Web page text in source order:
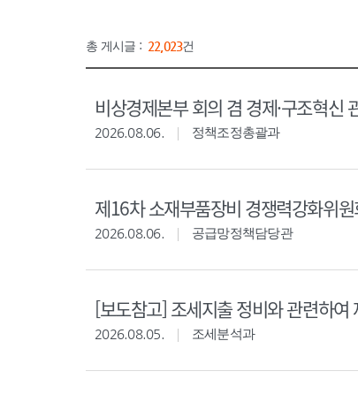
총 게시글 : 22,023건
비상경제본부 회의 겸 경제·구조혁신
2026.08.06. 정책조정총괄과
제16차 소재부품장비 경쟁력강화위
2026.08.06. 공급망정책담당관
[보도참고] 조세지출 정비와 관련하
2026.08.05. 조세분석과